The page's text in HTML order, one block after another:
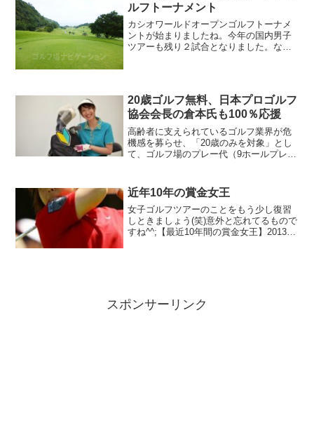
ルフトーナメント
カシオワールドオープンゴルフトーナメ
ントが始まりましたね。今年の国内男子
ツアーも残り２試合となりました。なん
トーナメント」。カシ...
20歳ゴルフ無料、日本プロゴルフ
協会会長の倉本氏も100％応援
高齢者に支えられているゴルフ業界が危
機感を募らせ、「20歳のみを対象」とし
て、ゴルフ場のプレー代（9ホールプレ
会社リクルートライフスタイルが各ゴル
フ業界団体とタッグを...
近年10年の賞金女王
女子ゴルフツアーのことをもう少し復習
しときましょう(笑)意外と忘れてるもので
すね^^;【最近10年間の賞金女王】2013
スポンサーリンク